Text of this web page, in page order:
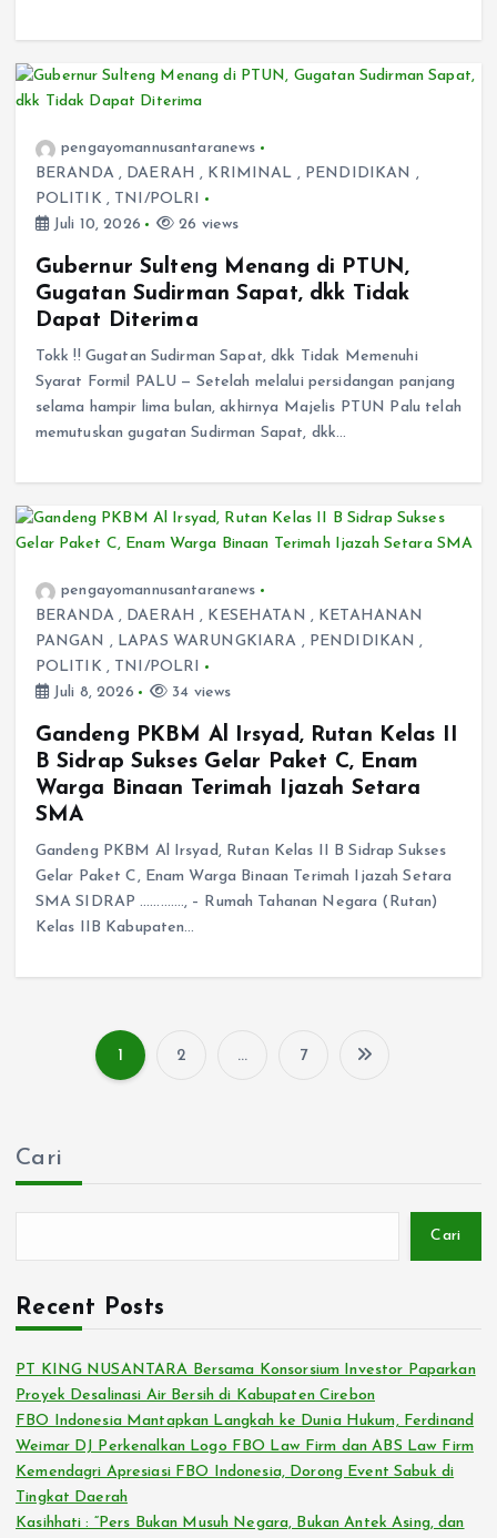
pengayomannusantaranews
BERANDA, DAERAH , KRIMINAL , PENDIDIKAN ,
POLITIK , TNI/POLRI
Juli 10, 2026
26 views
Gubernur Sulteng Menang di PTUN,
Gugatan Sudirman Sapat, dkk Tidak
Dapat Diterima
Tokk !! Gugatan Sudirman Sapat, dkk Tidak Memenuhi
Syarat Formil PALU — Setelah melalui persidangan panjang
selama hampir lima bulan, akhirnya Majelis PTUN Palu telah
memutuskan gugatan Sudirman Sapat, dkk…
pengayomannusantaranews
BERANDA, DAERAH , KESEHATAN , KETAHANAN
PANGAN , LAPAS WARUNGKIARA , PENDIDIKAN ,
POLITIK , TNI/POLRI
Juli 8, 2026
34 views
Gandeng PKBM Al Irsyad, Rutan Kelas II
B Sidrap Sukses Gelar Paket C, Enam
Warga Binaan Terimah Ijazah Setara
SMA
Gandeng PKBM Al Irsyad, Rutan Kelas II B Sidrap Sukses
Gelar Paket C, Enam Warga Binaan Terimah Ijazah Setara
SMA​ SIDRAP …………., – Rumah Tahanan Negara (Rutan)
Kelas IIB Kabupaten…
a
s
i
p
1 2 … 7
Cari
Cari
Recent Posts
PT KING NUSANTARA Bersama Konsorsium Investor Paparkan
Proyek Desalinasi Air Bersih di Kabupaten Cirebon
FBO Indonesia Mantapkan Langkah ke Dunia Hukum, Ferdinand
Weimar DJ Perkenalkan Logo FBO Law Firm dan ABS Law Firm
Kemendagri Apresiasi FBO Indonesia, Dorong Event Sabuk di
Tingkat Daerah
Kasihhati : “Pers Bukan Musuh Negara, Bukan Antek Asing, dan